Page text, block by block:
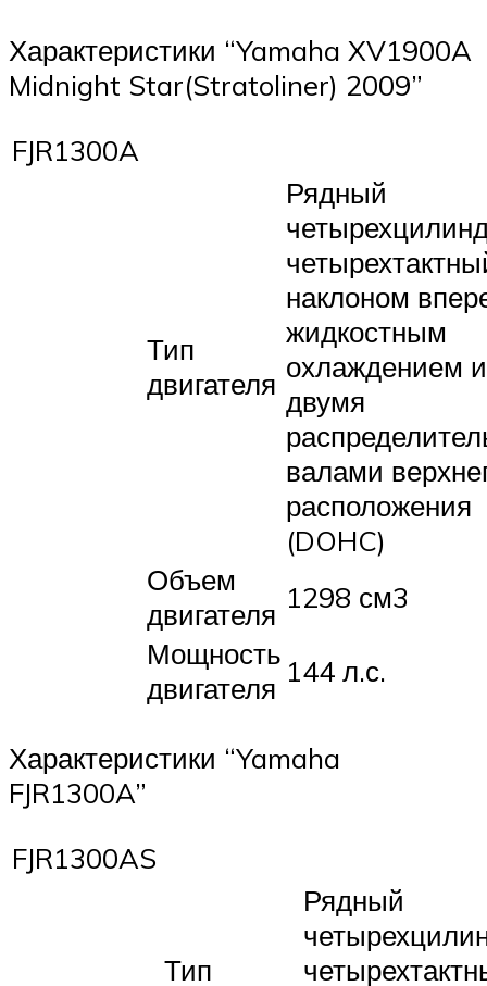
Характеристики “Yamaha XV1900A
Midnight Star(Stratoliner) 2009”
FJR1300A
Тип
двигателя
Рядный
наклоном
жидкостным
охлаждением и
двумя
валами
расположения
(DOHC)
Объем
двигателя 1298 см3
Мощность
двигателя 144 л.с.
Характеристики “Yamaha
FJR1300A”
FJR1300AS
Тип
Рядный